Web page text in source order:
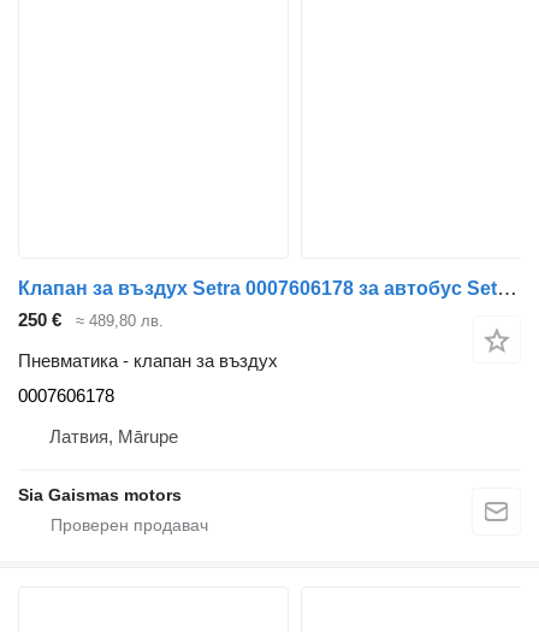
Клапан за въздух Setra 0007606178 за автобус Setra 315
250 € ≈ 489,80 лв.
Пневматика - клапан за въздух
0007606178
Латвия, Mārupe
Sia Gaismas motors